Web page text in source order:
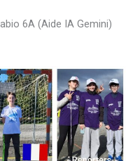
6A (Aide IA Gemini)